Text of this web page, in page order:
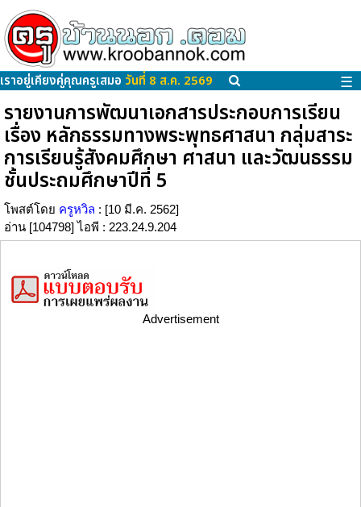
เราอยู่เคียงคู่คุณครูเสมอ วันที่ 8 ส.ค. 2569 ☰
รายงานการพัฒนาเอกสารประกอบการเรียน
เรื่อง หลักธรรมทางพระพุทธศาสนา กลุ่มสาระ
การเรียนรู้สังคมศึกษา ศาสนา และวัฒนธรรม
ชั้นประถมศึกษาปีที่ 5
โพสต์โดย ครูหวิล : [10 มี.ค. 2562]
อ่าน [104798] ไอพี : 223.24.9.204
Advertisement